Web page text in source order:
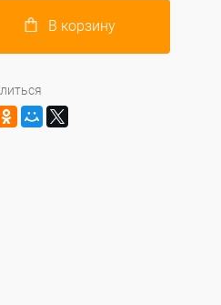
В корзину